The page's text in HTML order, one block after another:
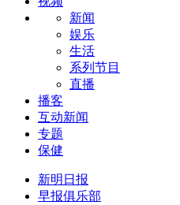
新闻
娱乐
生活
系列节目
直播
播客
互动新闻
专题
保健
新明日报
早报俱乐部